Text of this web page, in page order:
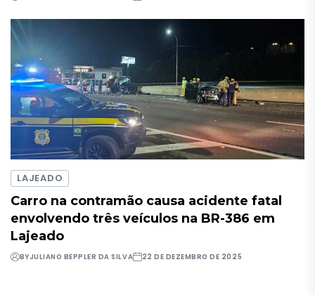
LAJEADO
Carro na contramão causa acidente fatal
envolvendo três veículos na BR-386 em
Lajeado
BYJULIANO BEPPLER DA SILVA 22 DE DEZEMBRO DE 2025